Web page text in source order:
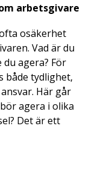
arbetsgivare
osäkerhet
Vad är du
agera? För
både tydlighet,
Här går
agera i olika
Det är ett